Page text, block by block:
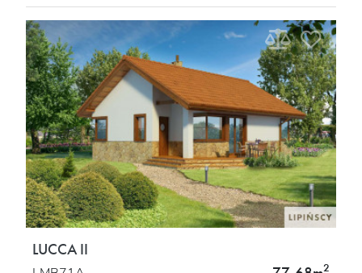
LUCCA II
2